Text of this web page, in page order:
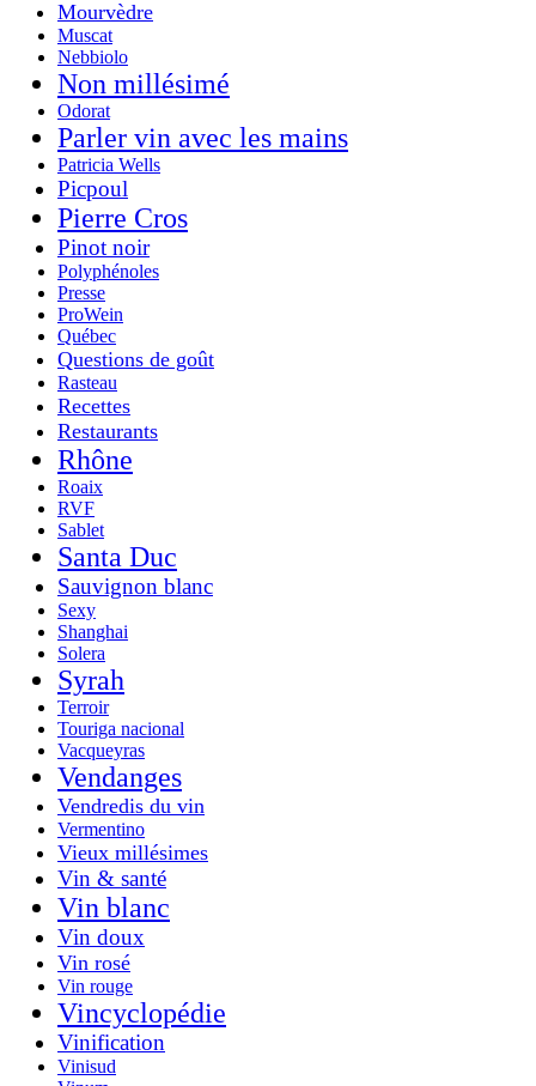
Mourvèdre
Muscat
Nebbiolo
Non millésimé
Odorat
Parler vin avec les mains
Patricia Wells
Picpoul
Pierre Cros
Pinot noir
Polyphénoles
Presse
ProWein
Québec
Questions de goût
Rasteau
Recettes
Restaurants
Rhône
Roaix
RVF
Sablet
Santa Duc
Sauvignon blanc
Sexy
Shanghai
Solera
Syrah
Terroir
Touriga nacional
Vacqueyras
Vendanges
Vendredis du vin
Vermentino
Vieux millésimes
Vin & santé
Vin blanc
Vin doux
Vin rosé
Vin rouge
Vincyclopédie
Vinification
Vinisud